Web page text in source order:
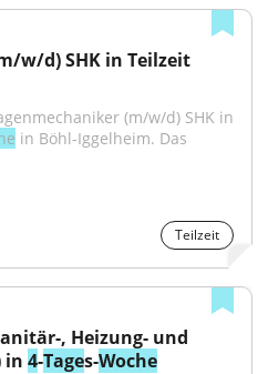
w/d) SHK in Teilzeit
(m/w/d) SHK in
in Böhl-Iggelheim. Das
Teilzeit
, Heizung- und
in 4-Tages-Woche